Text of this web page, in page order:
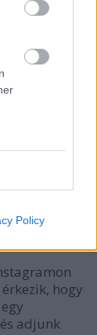
Policy
Instán?
hogy
adjunk